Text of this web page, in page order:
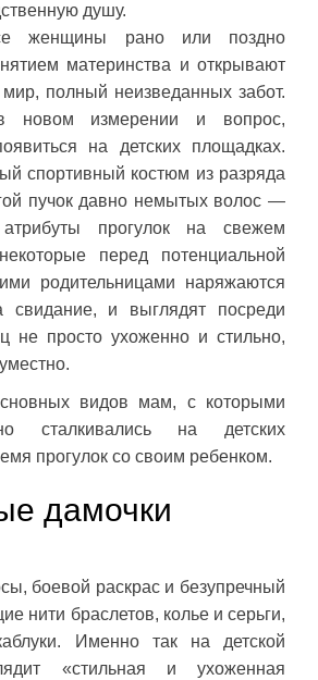
душу.
женщины рано или поздно
материнства и открывают
полный неизведанных забот.
новом измерении и вопрос,
на детских площадках.
спортивный костюм из разряда
пучок давно немытых волос —
прогулок на свежем
перед потенциальной
родительницами наряжаются
и выглядят посреди
не просто ухоженно и стильно,
видов мам, с которыми
сталкивались на детских
прогулок со своим ребенком.
дамочки
боевой раскрас и безупречный
нити браслетов, колье и серьги,
Именно так на детской
«стильная и ухоженная